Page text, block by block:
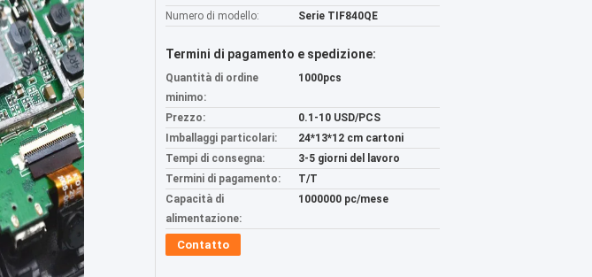
Numero di modello:
Serie TIF840QE
Termini di pagamento e spedizione:
Quantità di ordine
minimo:
1000pcs
Prezzo:
0.1-10 USD/PCS
Imballaggi particolari:
24*13*12 cm cartoni
Tempi di consegna:
3-5 giorni del lavoro
Termini di pagamento:
T/T
Capacità di
alimentazione:
1000000 pc/mese
Contatto